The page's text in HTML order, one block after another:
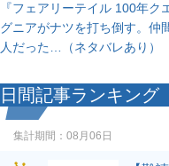
『フェアリーテイル 100年
グニアがナツを打ち倒す。仲
人だった…（ネタバレあり）
日間記事ランキング
集計期間： 08月06日